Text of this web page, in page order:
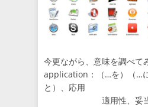
今更ながら、意味を調べて
application：（…を）（…
と）、応用
適用性、妥当